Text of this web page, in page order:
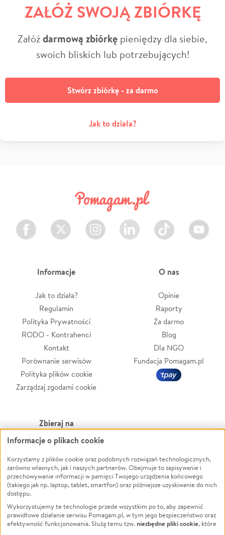
ZAŁÓŻ SWOJĄ ZBIÓRKĘ
Załóżdarmową zbiórkę pieniędzy dla siebie,
swoich bliskich lub potrzebujących!
Stwórz zbiórkę - za darmo
Jak to działa?
Facebook Twitter Instagram LinkedIn TikTok Youtube
Informacje
Jak to działa?
Regulamin
Polityka Prywatności
RODO - Kontrahenci
Kontakt
Porównanie serwisów
Polityka plików cookie
Zarządzaj zgodami cookie
O nas
Opinie
Raporty
Za darmo
Blog
Dla NGO
Fundacja Pomagam.pl
Zbieraj na
Leczenie
Zwierzęta
Pożar
Ukraina
Pomoc Finansowa
Projekty
Powódź
Wichura
NGO
Edukacja
Podróż
Informacje o plikach cookie
Korzystamy z plików cookie oraz podobnych rozwiązań technologicznych,
zarówno własnych, jak i naszych partnerów. Obejmuje to zapisywanie i
przechowywanie informacji w pamięci Twojego urządzenia końcowego
(takiego jak np. laptop, tablet, smartfon) oraz późniejsze uzyskiwanie do nich
dostępu.
Wykorzystujemy te technologie przede wszystkim po to, aby zapewnić
prawidłowe działanie serwisu Pomagam.pl, w tym jego bezpieczeństwo oraz
efektywność funkcjonowania. Służą temu tzw.niezbędne pliki cookie, które